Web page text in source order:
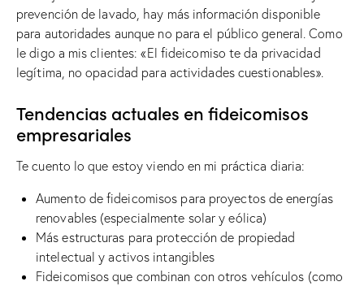
prevención de lavado, hay más información disponible
para autoridades aunque no para el público general. Como
le digo a mis clientes: «El fideicomiso te da privacidad
legítima, no opacidad para actividades cuestionables».
Tendencias actuales en fideicomisos
empresariales
Te cuento lo que estoy viendo en mi práctica diaria:
Aumento de fideicomisos para proyectos de energías
renovables (especialmente solar y eólica)
Más estructuras para protección de propiedad
intelectual y activos intangibles
Fideicomisos que combinan con otros vehículos (como